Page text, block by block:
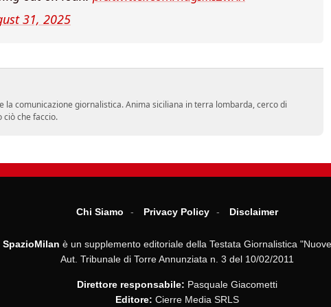
comunicazione giornalistica. Anima siciliana in terra lombarda, cerco di
ciò che faccio.
Aut. Tribunale di Torre Annunziata n. 3 del 10/02/2011
Direttore responsabile:Pasquale Giacometti
Editore:Cierre Media SRLS